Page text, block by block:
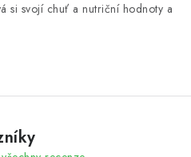
si svojí chuť a nutriční hodnoty a